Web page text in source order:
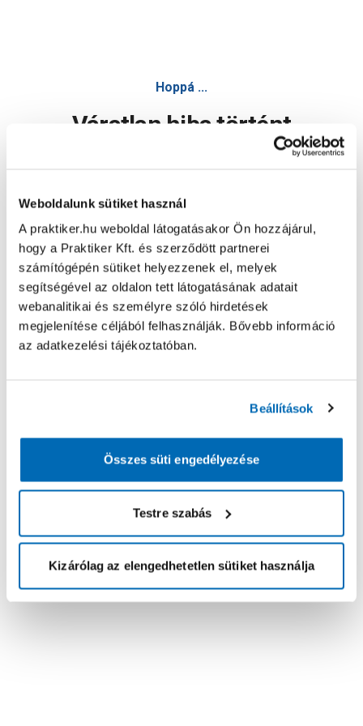
Weboldalunk sütiket használ
A praktiker.hu weboldal látogatásakor Ön hozzájárul,
hogy a Praktiker Kft. és szerződött partnerei
számítógépén sütiket helyezzenek el, melyek
segítségével az oldalon tett látogatásának adatait
webanalitikai és személyre szóló hirdetések
megjelenítése céljából felhasználják. Bővebb információ
az adatkezelési tájékoztatóban.
Beállítások
Összes süti engedélyezése
Testre szabás
Kizárólag az elengedhetetlen sütiket használja
Hoppá ...
Váratlan hiba történt
Oldal újratöltése